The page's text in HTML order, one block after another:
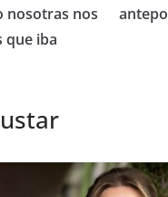
nosotras nos
que iba